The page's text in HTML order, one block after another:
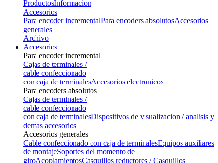
ProductosInformacion
Accesorios
Para encoder incrementalPara encoders absolutosAccesorios
generales
Archivo
Accesorios
Para encoder incremental
Cajas de terminales /
cable confeccionado
con caja de terminalesAccesorios electronicos
Para encoders absolutos
Cajas de terminales /
cable confeccionado
con caja de terminalesDispositivos de visualizacion / analisis y
demas accesorios
Accesorios generales
Cable confeccionado con caja de terminalesEquipos auxiliares
de montajeSoportes del momento de
giroAcoplamientosCasquillos reductores / Casquillos